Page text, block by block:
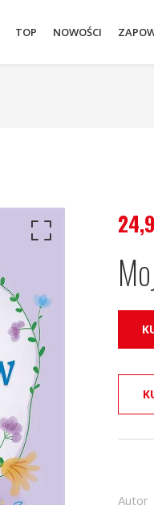
TOP NOWOŚCI
Autor